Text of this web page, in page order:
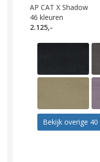
AP CAT X Shadow
46 kleuren
2.125,-
Bekijk overige 40